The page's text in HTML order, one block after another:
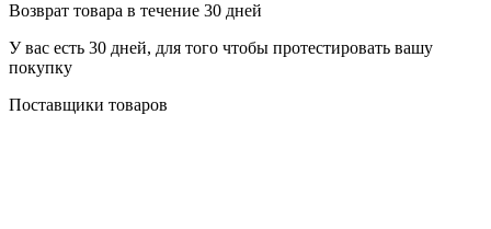
Возврат товара в течение 30 дней
У вас есть 30 дней, для того чтобы протестировать вашу
покупку
Поставщики товаров